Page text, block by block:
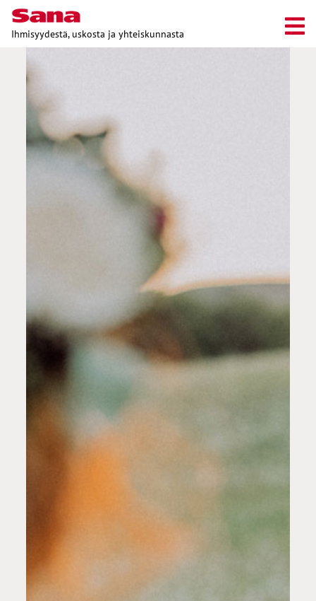
Ihmisyydestä, uskosta ja yhteiskunnasta